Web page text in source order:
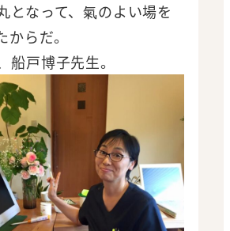
となって、氣のよい場を
らだ。
船戸博子先生。